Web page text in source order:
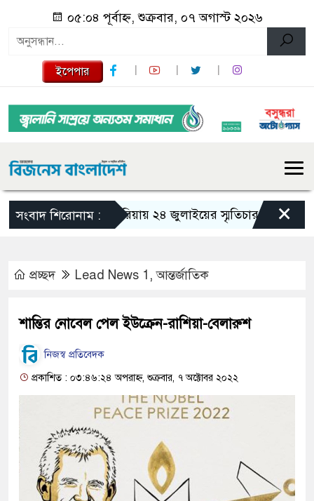
০৫:০৪ পূর্বাহ্ন, শুক্রবার, ০৭ অগাস্ট ২০২৬
ইপেপার
সংবাদ শিরোনাম :গজারিয়ায় ২৪ জুলাইয়ের স্মৃতিচারণ: গুমের×
প্রচ্ছদ Lead News 1 ,আন্তর্জাতিক
শান্তির নোবেল পেল ইউক্রেন-রাশিয়া-বেলারুশ
নিজস্ব প্রতিবেদক
প্রকাশিত : ০৩:৪৬:২৪ অপরাহ্ন, শুক্রবার, ৭ অক্টোবর ২০২২